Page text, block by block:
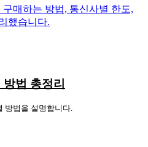
매하는 방법, 통신사별 한도,
했습니다.
법 총정리
방법을 설명합니다.